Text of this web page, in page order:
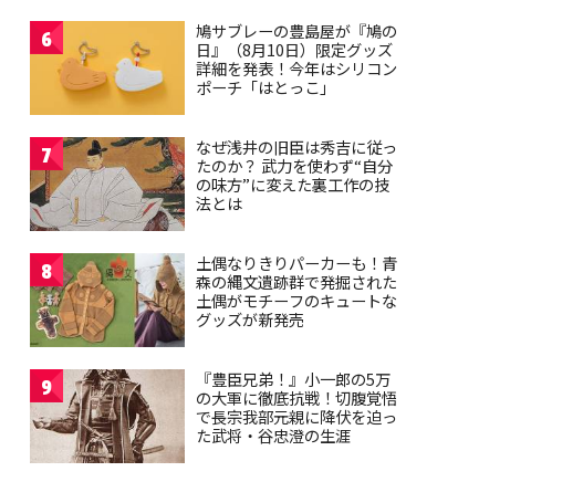
6
鳩サブレーの豊島屋が『鳩の
日』（8月10日）限定グッズ
詳細を発表！今年はシリコン
ポーチ「はとっこ」
7
なぜ浅井の旧臣は秀吉に従っ
たのか？ 武力を使わず“自分
の味方”に変えた裏工作の技
法とは
8
土偶なりきりパーカーも！青
森の縄文遺跡群で発掘された
土偶がモチーフのキュートな
グッズが新発売
9
『豊臣兄弟！』小一郎の5万
の大軍に徹底抗戦！切腹覚悟
で長宗我部元親に降伏を迫っ
た武将・谷忠澄の生涯